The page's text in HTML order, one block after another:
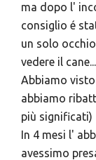
ma dopo l'
consiglio é
un solo
vedere il cane...
Abbiamo visto
abbiamo
più significati)
In 4 mesi l'
avessimo